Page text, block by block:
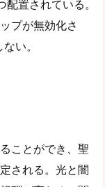
置されている。
プが無効化さ
い。
ことができ、聖
される。光と闇